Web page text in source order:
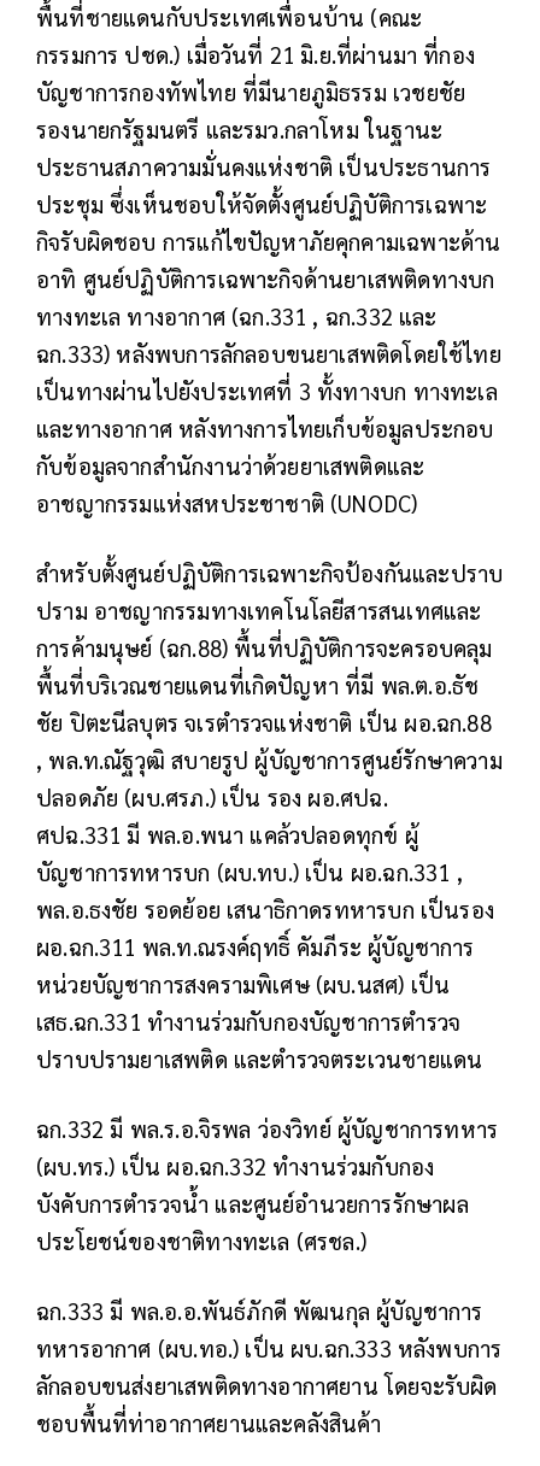
พื้นที่ชายแดนกับประเทศเพื่อนบ้าน (คณะ
กรรมการ ปชด.) เมื่อวันที่ 21 มิ.ย.ที่ผ่านมา ที่กอง
บัญชาการกองทัพไทย ที่มีนายภูมิธรรม เวชยชัย
รองนายกรัฐมนตรี และรมว.กลาโหม ในฐานะ
ประธานสภาความมั่นคงแห่งชาติ เป็นประธานการ
ประชุม ซึ่งเห็นชอบให้จัดตั้งศูนย์ปฏิบัติการเฉพาะ
กิจรับผิดชอบ การแก้ไขปัญหาภัยคุกคามเฉพาะด้าน
อาทิ ศูนย์ปฏิบัติการเฉพาะกิจด้านยาเสพติดทางบก
ทางทะเล ทางอากาศ (ฉก.331 , ฉก.332 และ
ฉก.333) หลังพบการลักลอบขนยาเสพติดโดยใช้ไทย
เป็นทางผ่านไปยังประเทศที่ 3 ทั้งทางบก ทางทะเล
และทางอากาศ หลังทางการไทยเก็บข้อมูลประกอบ
กับข้อมูลจากสำนักงานว่าด้วยยาเสพติดและ
อาชญากรรมแห่งสหประชาชาติ (UNODC)
สำหรับตั้งศูนย์ปฏิบัติการเฉพาะกิจป้องกันและปราบ
ปราม อาชญากรรมทางเทคโนโลยีสารสนเทศและ
การค้ามนุษย์ (ฉก.88) พื้นที่ปฏิบัติการจะครอบคลุม
พื้นที่บริเวณชายแดนที่เกิดปัญหา ที่มี พล.ต.อ.ธัช
ชัย ปิตะนีลบุตร จเรตำรวจแห่งชาติ เป็น ผอ.ฉก.88
, พล.ท.ณัฐวุฒิ สบายรูป ผู้บัญชาการศูนย์รักษาความ
ปลอดภัย (ผบ.ศรภ.) เป็น รอง ผอ.ศปฉ.
ศปฉ.331 มี พล.อ.พนา แคล้วปลอดทุกข์ ผู้
บัญชาการทหารบก (ผบ.ทบ.) เป็น ผอ.ฉก.331 ,
พล.อ.ธงชัย รอดย้อย เสนาธิกาดรทหารบก เป็นรอง
ผอ.ฉก.311 พล.ท.ณรงค์ฤทธิ์ คัมภีระ ผู้บัญชาการ
หน่วยบัญชาการสงครามพิเศษ (ผบ.นสศ) เป็น
เสธ.ฉก.331 ทำงานร่วมกับกองบัญชาการตำรวจ
ปราบปรามยาเสพติด และตำรวจตระเวนชายแดน
ฉก.332 มี พล.ร.อ.จิรพล ว่องวิทย์ ผู้บัญชาการทหาร
(ผบ.ทร.) เป็น ผอ.ฉก.332 ทำงานร่วมกับกอง
บังคับการตำรวจน้ำ และศูนย์อำนวยการรักษาผล
ประโยชน์ของชาติทางทะเล (ศรชล.)
ฉก.333 มี พล.อ.อ.พันธ์ภักดี พัฒนกุล ผู้บัญชาการ
ทหารอากาศ (ผบ.ทอ.) เป็น ผบ.ฉก.333 หลังพบการ
ลักลอบขนส่งยาเสพติดทางอากาศยาน โดยจะรับผิด
ชอบพื้นที่ท่าอากาศยานและคลังสินค้า